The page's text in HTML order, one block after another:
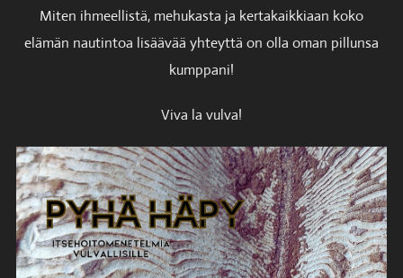
Miten ihmeellistä, mehukasta ja kertakaikkiaan koko
elämän nautintoa lisäävää yhteyttä on olla oman pillunsa
kumppani!
Viva la vulva!